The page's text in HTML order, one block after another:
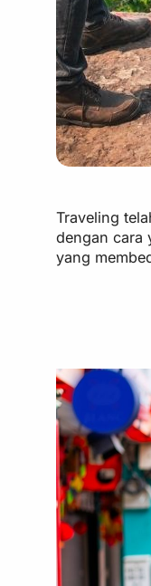
Traveling
dengan cara
yang